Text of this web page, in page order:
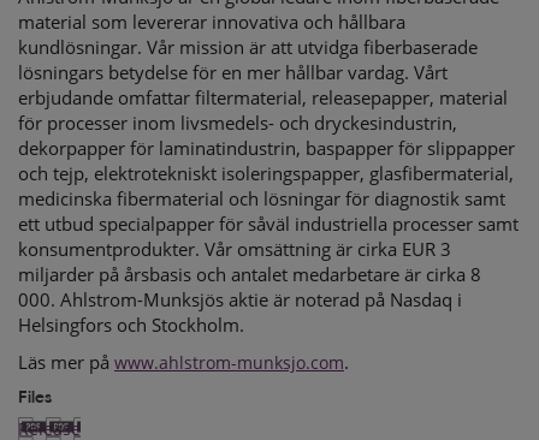
material som levererar innovativa och hållbara
kundlösningar. Vår mission är att utvidga fiberbaserade
lösningars betydelse för en mer hållbar vardag. Vårt
erbjudande omfattar filtermaterial, releasepapper, material
för processer inom livsmedels- och dryckesindustrin,
dekorpapper för laminatindustrin, baspapper för slippapper
och tejp, elektrotekniskt isoleringspapper, glasfibermaterial,
medicinska fibermaterial och lösningar för diagnostik samt
ett utbud specialpapper för såväl industriella processer samt
konsumentprodukter. Vår omsättning är cirka EUR 3
miljarder på årsbasis och antalet medarbetare är cirka 8
000. Ahlstrom-Munksjös aktie är noterad på Nasdaq i
Helsingfors och Stockholm.
Läs mer på www.ahlstrom-munksjo.com.
Files
Release